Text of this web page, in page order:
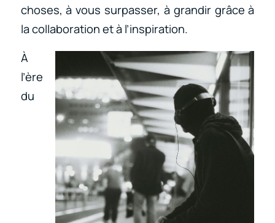
choses, à vous surpasser, à grandir grâce à
la collaboration et à l’inspiration.
À
l’ère
du